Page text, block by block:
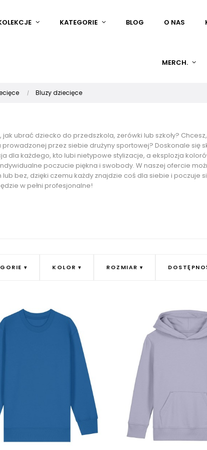
KATEGORIE BLOG O NAS
MERCH.
Bluzy dziecięce
jak ubrać dziecko do przedszkola, zerówki lub szkoły?
przez siebie drużyny sportowej? Doskonale się
dla każdego, kto lubi nietypowe stylizacje, a eksplozja
poczucie piękna i swobody. W naszej ofercie
bez, dzięki czemu każdy znajdzie coś dla siebie i poczuje
w pełni profesjonalne!
KOLOR ROZMIAR